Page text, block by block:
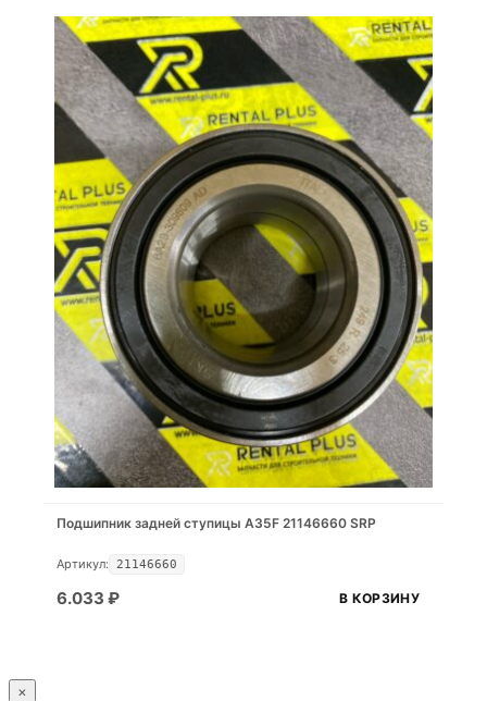
Подшипник задней ступицы A35F 21146660 SRP
Артикул: 21146660
6.033 ₽ В КОРЗИНУ
×